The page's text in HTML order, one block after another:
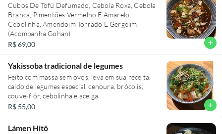
Cubos De Tofú Defumado, Cebola Roxa, Cebola
Branca, Pimentões Vermelho E Amarelo,
Cebolinha, Amendoim Torrado E Gergelim,
(Acompanha Gohan)
R$ 69,00
add
Yakissoba tradicional de legumes
Feito com massa sem ovos, leva em sua receita,
caldo de legumes especial, cenoura, brócolis,
couve-flôr, cebolinha e acelga
R$ 55,00
add
Lámen Hitô